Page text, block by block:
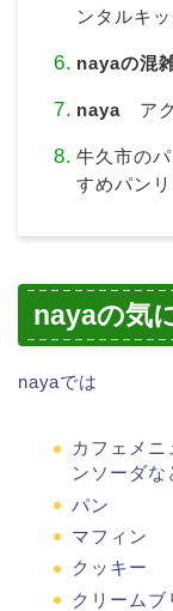
ンタルキ
nayaの混
nayaアク
牛久市の
すめパンリ
nayaの気
nayaでは
カフェメ
ンソーダな
パン
マフィン
クッキー
クリームブ